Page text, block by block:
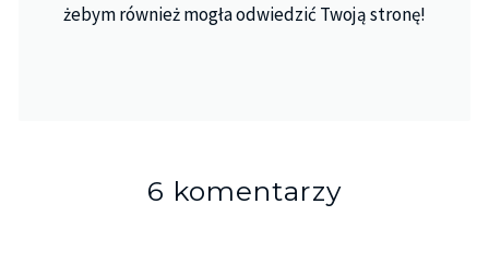
żebym również mogła odwiedzić Twoją stronę!
6 komentarzy